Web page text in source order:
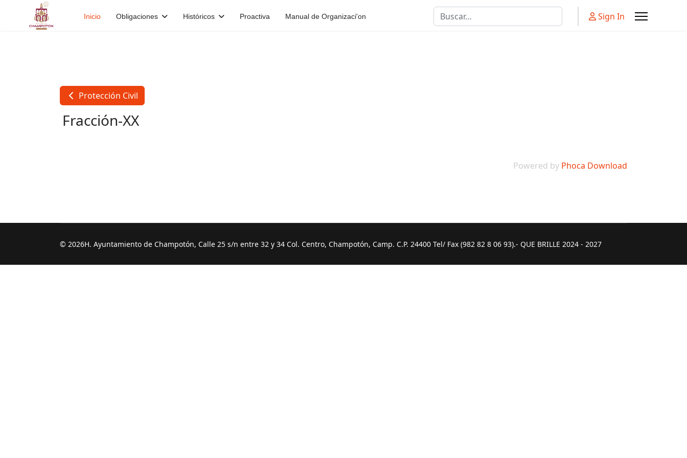
Inicio Obligaciones Históricos Proactiva Manual de Organizaci'on Buscar Sign In
Protección Civil
Fracción-XX
Powered by Phoca Download
© 2026H. Ayuntamiento de Champotón, Calle 25 s/n entre 32 y 34 Col. Centro, Champotón, Camp. C.P. 24400 Tel/ Fax (982 82 8 06 93).- QUE BRILLE 2024 - 2027